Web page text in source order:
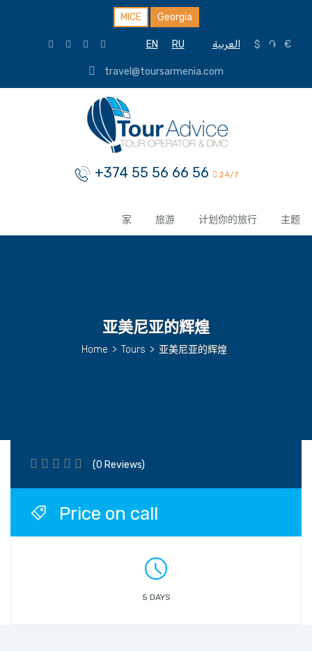
MICE Georgia
EN RU العربية $ ֏ €
travel@toursarmenia.com
+374 55 56 66 56 24/7
家 旅游 计划你的旅行 主题
亚美尼亚的辉煌
Home > Tours > 亚美尼亚的辉煌
(0 Reviews)
Price on call
5 DAYS